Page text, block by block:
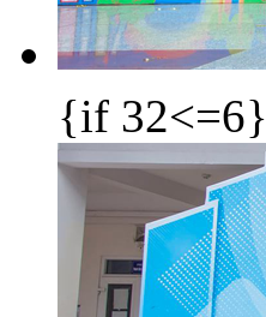
{if 32<=6}